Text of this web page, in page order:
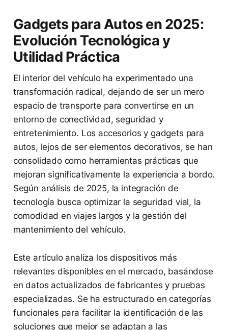
Gadgets para Autos en 2025:
Evolución Tecnológica y
Utilidad Práctica
El interior del vehículo ha experimentado una
transformación radical, dejando de ser un mero
espacio de transporte para convertirse en un
entorno de conectividad, seguridad y
entretenimiento. Los accesorios y gadgets para
autos, lejos de ser elementos decorativos, se han
consolidado como herramientas prácticas que
mejoran significativamente la experiencia a bordo.
Según análisis de 2025, la integración de
tecnología busca optimizar la seguridad vial, la
comodidad en viajes largos y la gestión del
mantenimiento del vehículo.
Este artículo analiza los dispositivos más
relevantes disponibles en el mercado, basándose
en datos actualizados de fabricantes y pruebas
especializadas. Se ha estructurado en categorías
funcionales para facilitar la identificación de las
soluciones que mejor se adaptan a las